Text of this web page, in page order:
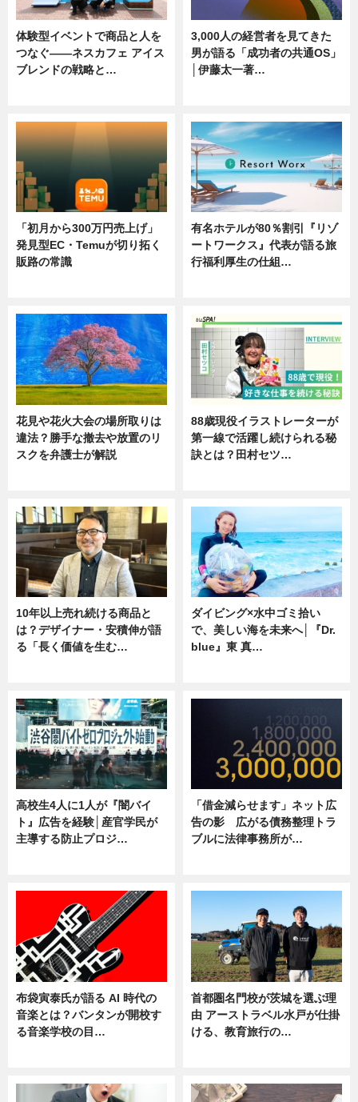
体験型イベントで商品と人を
つなぐ――ネスカフェ アイス
ブレンドの戦略と…
3,000人の経営者を見てきた
男が語る「成功者の共通OS」
│伊藤太一著…
「初月から300万円売上げ」
発見型EC・Temuが切り拓く
販路の常識
有名ホテルが80％割引『リゾ
ートワークス』代表が語る旅
行福利厚生の仕組…
花見や花火大会の場所取りは
違法？勝手な撤去や放置のリ
スクを弁護士が解説
88歳現役イラストレーターが
第一線で活躍し続けられる秘
訣とは？田村セツ…
10年以上売れ続ける商品と
は？デザイナー・安積伸が語
る「長く価値を生む…
ダイビング×水中ゴミ拾い
で、美しい海を未来へ│『Dr.
blue』東 真…
高校生4人に1人が『闇バイ
ト』広告を経験│産官学民が
主導する防止プロジ…
「借金減らせます」ネット広
告の影 広がる債務整理トラ
ブルに法律事務所が…
布袋寅泰氏が語る AI 時代の
音楽とは？バンタンが開校す
る音楽学校の目…
首都圏名門校が茨城を選ぶ理
由 アーストラベル水戸が仕掛
ける、教育旅行の…